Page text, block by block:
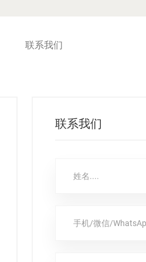
联系我们
联系我们